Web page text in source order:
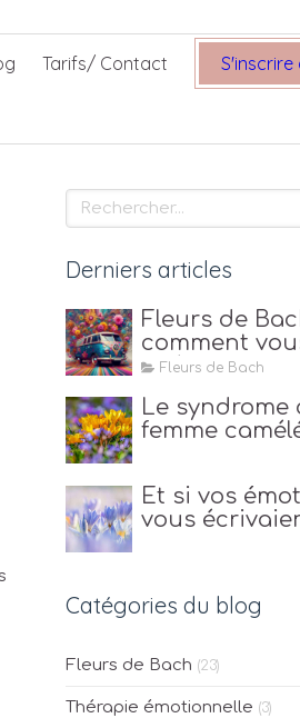
Tarifs/ Contact
Rechercher
Derniers articles
Fleurs de
comment
libérer de vos
été ?
Fleurs de Bach
Le syndrome
femme
Et si vos
vous
message
Catégories du blog
Fleurs de Bach (23)
Thérapie émotionnelle (3)